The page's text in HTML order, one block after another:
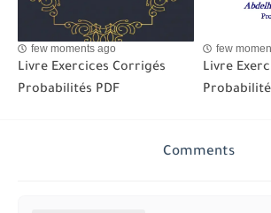
few moments ago
Livre Exercices Corrigés
Probabilités PDF
few
Livre
Comments